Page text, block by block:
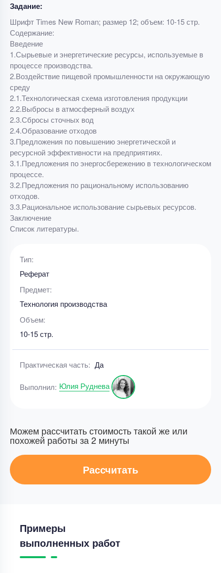
Задание:
Шрифт Times New Roman; размер 12; объем: 10-15 стр.
Содержание:
Введение
1.Сырьевые и энергетические ресурсы, используемые в
процессе производства.
2.Воздействие пищевой промышленности на окружающую
среду
2.1.Технологическая схема изготовления продукции
2.2.Выбросы в атмосферный воздух
2.3.Сбросы сточных вод
2.4.Образование отходов
3.Предложения по повышению энергетической и
ресурсной эффективности на предприятиях.
3.1.Предложения по энергосбережению в технологическом
процессе.
3.2.Предложения по рациональному использованию
отходов.
3.3.Рациональное использование сырьевых ресурсов.
Заключение
Список литературы.
Тип:
Реферат
Предмет:
Технология производства
Объем:
10-15 стр.
Практическая часть: Да
Выполнил: Юлия Руднева
Можем рассчитать стоимость такой же или
похожей работы за 2 минуты
Рассчитать
Примеры
выполненных работ